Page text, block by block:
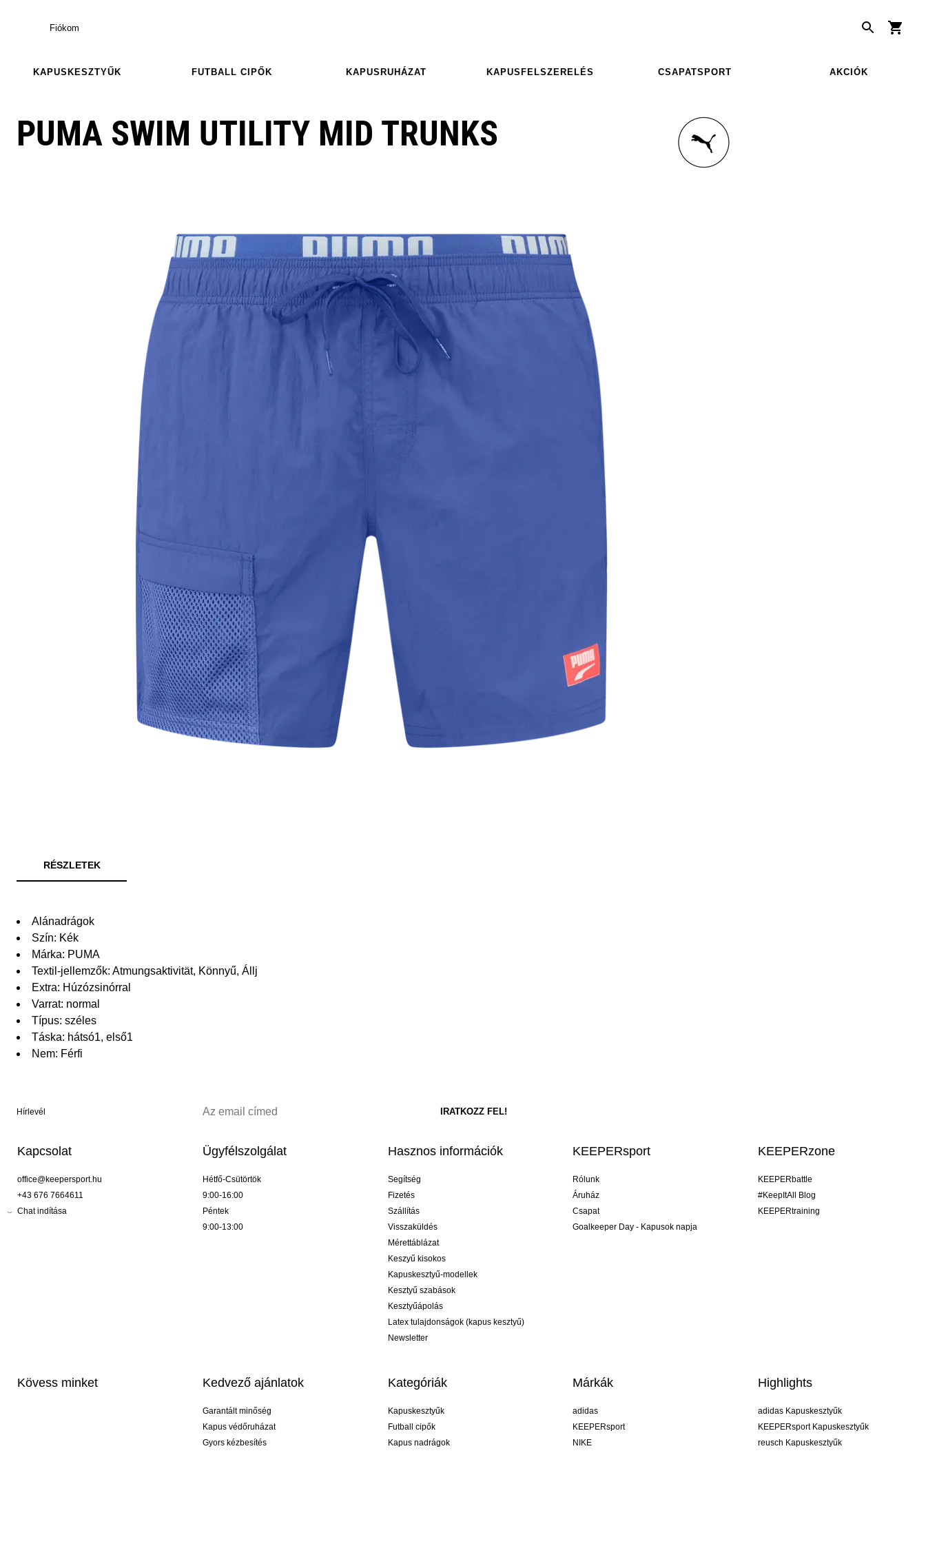
Fiókom
KAPUSKESZTYŰK FUTBALL CIPŐK KAPUSRUHÁZAT KAPUSFELSZERELÉS CSAPATSPORT AKCIÓK
PUMA SWIM UTILITY MID TRUNKS
RÉSZLETEK
Alánadrágok
Szín: Kék
Márka: PUMA
Textil-jellemzők: Atmungsaktivität, Könnyű, Állj
Extra: Húzózsinórral
Varrat: normal
Típus: széles
Táska: hátsó1, első1
Nem: Férfi
Hírlevél
Kapcsolat
office@keepersport.hu
+43 676 7664611
Chat indítása
Ügyfélszolgálat
Hétfő-Csütörtök
9:00-16:00
Péntek
9:00-13:00
Hasznos információk
Segítség
Fizetés
Szállítás
Visszaküldés
Mérettáblázat
Keszyű kisokos
Kapuskesztyű-modellek
Kesztyű szabások
Kesztyűápolás
Latex tulajdonságok (kapus kesztyű)
Newsletter
KEEPERsport
Rólunk
Áruház
Csapat
Goalkeeper Day - Kapusok napja
KEEPERzone
KEEPERbattle
#KeepItAll Blog
KEEPERtraining
Kövess minket Kedvező ajánlatok
Garantált minőség
Kapus védőruházat
Gyors kézbesítés
Kategóriák
Kapuskesztyűk
Futball cipők
Kapus nadrágok
Márkák
adidas
KEEPERsport
NIKE
Highlights
adidas Kapuskesztyűk
KEEPERsport Kapuskesztyűk
reusch Kapuskesztyűk